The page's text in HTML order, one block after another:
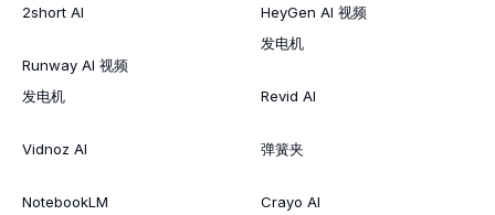
2short AI
Runway AI 视频
发电机
Vidnoz AI
NotebookLM
HeyGen AI 视频
发电机
Revid AI
弹簧夹
Crayo AI